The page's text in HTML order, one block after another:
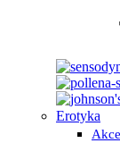
Erotyka